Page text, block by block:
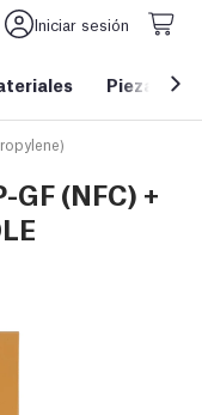
Iniciar sesión
Piezas y
GF (NFC) +